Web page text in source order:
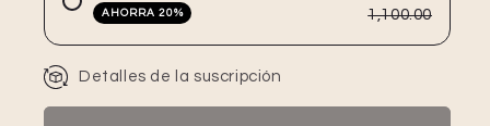
AHORRA 20%
1,100.00
Detalles de la suscripción